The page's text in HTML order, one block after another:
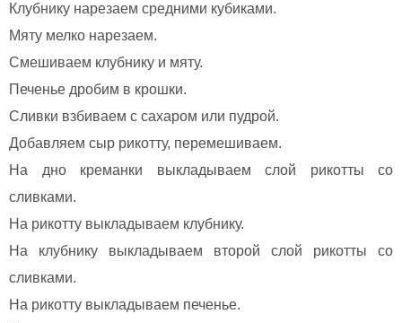
Клубнику нарезаем средними кубиками.
Мяту мелко нарезаем.
Смешиваем клубнику и мяту.
Печенье дробим в крошки.
Сливки взбиваем с сахаром или пудрой.
Добавляем сыр рикотту, перемешиваем.
На дно креманки выкладываем слой рикотты со
сливками.
На рикотту выкладываем клубнику.
На клубнику выкладываем второй слой рикотты со
сливками.
На рикотту выкладываем печенье.